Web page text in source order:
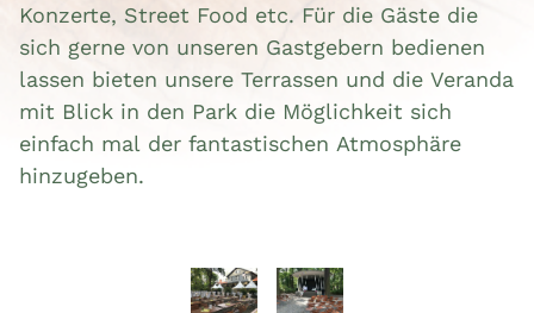
Konzerte, Street Food etc. Für die Gäste die
sich gerne von unseren Gastgebern bedienen
lassen bieten unsere Terrassen und die Veranda
mit Blick in den Park die Möglichkeit sich
einfach mal der fantastischen Atmosphäre
hinzugeben.